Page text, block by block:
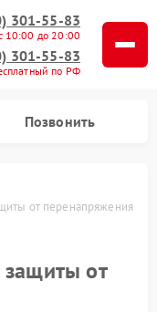
301-55-83
10:00 до 20:00
301-55-83
по РФ
Позвонить
от перенапряжения
от